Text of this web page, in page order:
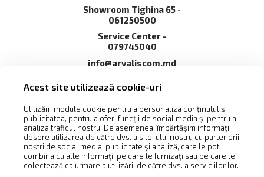
Showroom Tighina 65 -
061250500
Service Сenter -
079745040
info@arvaliscom.md
Moldova, Chișinău,
Acest site utilizează cookie-uri
Utilizăm module cookie pentru a personaliza conținutul și
publicitatea, pentru a oferi funcții de social media și pentru a
analiza traficul nostru. De asemenea, împărtășim informații
despre utilizarea de către dvs. a site-ului nostru cu partenerii
noștri de social media, publicitate și analiză, care le pot
combina cu alte informații pe care le furnizați sau pe care le
colectează ca urmare a utilizării de către dvs. a serviciilor lor.